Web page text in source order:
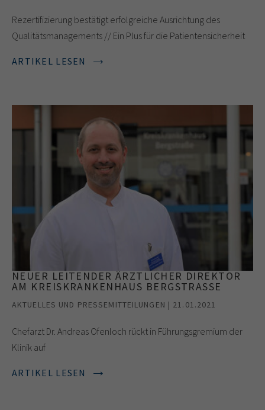
Rezertifizierung bestätigt erfolgreiche Ausrichtung des
Qualitätsmanagements // Ein Plus für die Patientensicherheit
ARTIKEL LESEN
NEUER LEITENDER ÄRZTLICHER DIREKTOR
AM KREISKRANKENHAUS BERGSTRASSE
AKTUELLES UND PRESSEMITTEILUNGEN | 21.01.2021
Chefarzt Dr. Andreas Ofenloch rückt in Führungsgremium der
Klinik auf
ARTIKEL LESEN